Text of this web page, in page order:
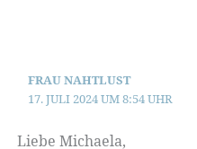
FRAU NAHTLUST
17. JULI 2024 UM 8:54 UHR
Liebe Michaela,